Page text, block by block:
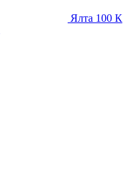
Ялта 100 К